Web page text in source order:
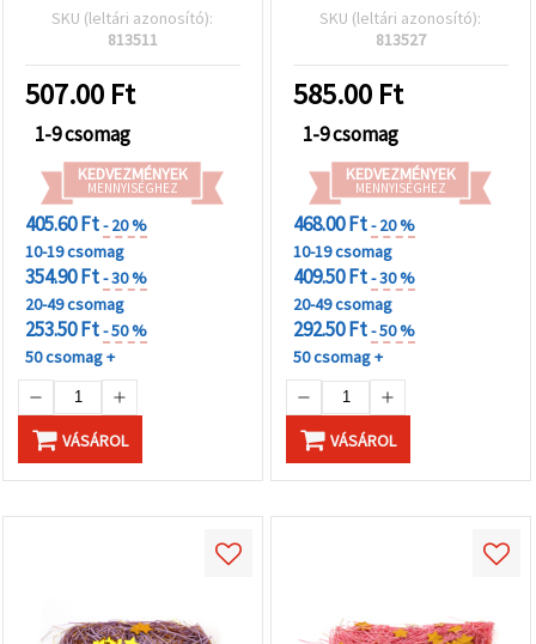
SKU (leltári azonosító):
813511
507.00 Ft
1-9 csomag
KEDVEZMÉNYEK
MENNYISÉGHEZ
405.60 Ft- 20 %
10-19 csomag
354.90 Ft- 30 %
20-49 csomag
253.50 Ft- 50 %
50 csomag +
VÁSÁROL
SKU (leltári azonosító):
813527
585.00 Ft
1-9 csomag
KEDVEZMÉNYEK
MENNYISÉGHEZ
468.00 Ft- 20 %
10-19 csomag
409.50 Ft- 30 %
20-49 csomag
292.50 Ft- 50 %
50 csomag +
VÁSÁROL